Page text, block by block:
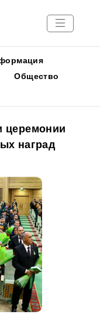
Общество
церемонии
наград